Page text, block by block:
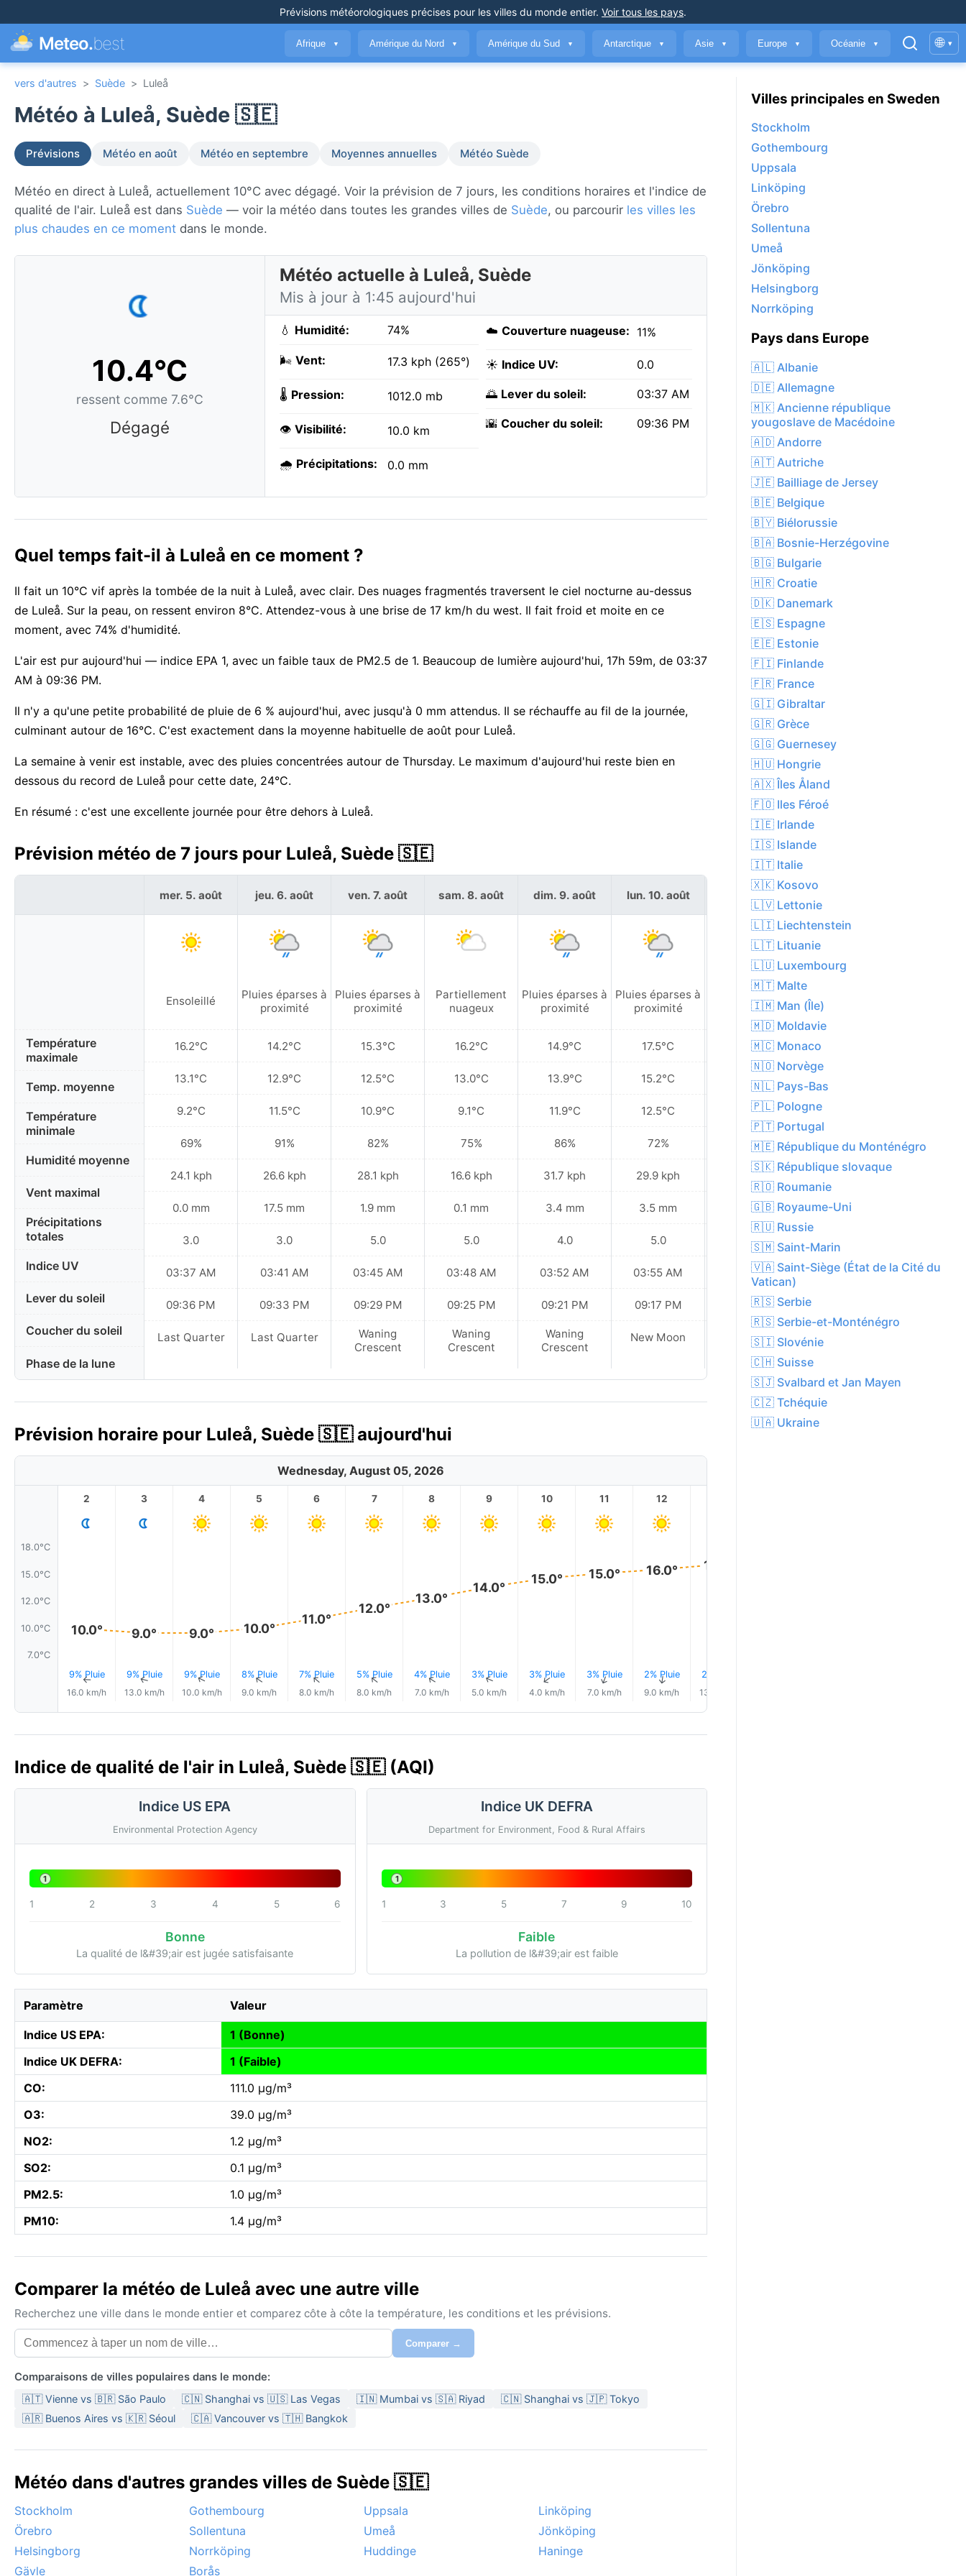
Prévisions météorologiques précises pour les villes du monde entier. Voir tous les pays.
Meteo.best Afrique ▼ Amérique du Nord ▼ Amérique du Sud ▼ Antarctique ▼ Asie ▼ Europe ▼ Océanie ▼ 🌐 ▾
vers d'autres > Suède > Luleå
Météo à Luleå, Suède 🇸🇪
Prévisions Météo en août Météo en septembre Moyennes annuelles Météo Suède
Météo en direct à Luleå, actuellement 10°C avec dégagé. Voir la prévision de 7 jours, les conditions horaires et l'indice de
qualité de l'air. Luleå est dans Suède — voir la météo dans toutes les grandes villes de Suède, ou parcourir les villes les
plus chaudes en ce moment dans le monde.
10.4°C
ressent comme 7.6°C
Dégagé
Météo actuelle à Luleå, Suède
Mis à jour à 1:45 aujourd'hui
💧 Humidité: 74%
🌬️ Vent: 17.3 kph (265°)
🌡️ Pression: 1012.0 mb
👁️ Visibilité: 10.0 km
🌧️ Précipitations: 0.0 mm
☁️ Couverture nuageuse: 11%
☀️ Indice UV: 0.0
🌅 Lever du soleil: 03:37 AM
🌇 Coucher du soleil: 09:36 PM
Quel temps fait-il à Luleå en ce moment ?
Il fait un 10°C vif après la tombée de la nuit à Luleå, avec clair. Des nuages fragmentés traversent le ciel nocturne au-dessus
de Luleå. Sur la peau, on ressent environ 8°C. Attendez-vous à une brise de 17 km/h du west. Il fait froid et moite en ce
moment, avec 74% d'humidité.
L'air est pur aujourd'hui — indice EPA 1, avec un faible taux de PM2.5 de 1. Beaucoup de lumière aujourd'hui, 17h 59m, de 03:37
AM à 09:36 PM.
Il n'y a qu'une petite probabilité de pluie de 6 % aujourd'hui, avec jusqu'à 0 mm attendus. Il se réchauffe au fil de la journée,
culminant autour de 16°C. C'est exactement dans la moyenne habituelle de août pour Luleå.
La semaine à venir est instable, avec des pluies concentrées autour de Thursday. Le maximum d'aujourd'hui reste bien en
dessous du record de Luleå pour cette date, 24°C.
En résumé : c'est une excellente journée pour être dehors à Luleå.
Prévision météo de 7 jours pour Luleå, Suède 🇸🇪
Température
maximale
Temp. moyenne
Température
minimale
Humidité moyenne
Vent maximal
Précipitations
totales
Indice UV
Lever du soleil
Coucher du soleil
Phase de la lune
mer. 5. août
Ensoleillé
16.2°C
13.1°C
9.2°C
69%
24.1 kph
0.0 mm
3.0
03:37 AM
09:36 PM
Last Quarter
jeu. 6. août
Pluies éparses à
proximité
14.2°C
12.9°C
11.5°C
91%
26.6 kph
17.5 mm
3.0
03:41 AM
09:33 PM
Last Quarter
ven. 7. août
Pluies éparses à
proximité
15.3°C
12.5°C
10.9°C
82%
28.1 kph
1.9 mm
5.0
03:45 AM
09:29 PM
Waning
Crescent
sam. 8. août
Partiellement
nuageux
16.2°C
13.0°C
9.1°C
75%
16.6 kph
0.1 mm
5.0
03:48 AM
09:25 PM
Waning
Crescent
dim. 9. août
Pluies éparses à
proximité
14.9°C
13.9°C
11.9°C
86%
31.7 kph
3.4 mm
4.0
03:52 AM
09:21 PM
Waning
Crescent
lun. 10. août
Pluies éparses à
proximité
17.5°C
15.2°C
12.5°C
72%
29.9 kph
3.5 mm
5.0
03:55 AM
09:17 PM
New Moon
mar. 11. août
Pluies éparses à
proximité
17.0°C
13.6°C
10.3°C
68%
22.0 kph
1.9 mm
5.0
03:59 AM
09:13 PM
New Moon
Prévision horaire pour Luleå, Suède 🇸🇪 aujourd'hui
Wednesday, August 05, 2026
18.0°C
15.0°C
12.0°C
10.0°C
7.0°C
2
10.0°
9% Pluie
↑
16.0 km/h
3
9.0°
9% Pluie
↑
13.0 km/h
4
9.0°
9% Pluie
↑
10.0 km/h
5
10.0°
8% Pluie
↑
9.0 km/h
6
11.0°
7% Pluie
↑
8.0 km/h
7
12.0°
5% Pluie
↑
8.0 km/h
8
13.0°
4% Pluie
↑
7.0 km/h
9
14.0°
3% Pluie
↑
5.0 km/h
10
15.0°
3% Pluie
↑
4.0 km/h
11
15.0°
3% Pluie
↑
7.0 km/h
12
16.0°
2% Pluie
↑
9.0 km/h
16.0°
2% Pluie
13.0 km/h
Indice de qualité de l'air in Luleå, Suède 🇸🇪 (AQI)
Indice US EPA
Environmental Protection Agency
1
1 2 3 4 5 6
Bonne
La qualité de l&#39;air est jugée satisfaisante
Indice UK DEFRA
Department for Environment, Food & Rural Affairs
1
1 3 5 7 9 10
Faible
La pollution de l&#39;air est faible
Paramètre Valeur
Indice US EPA:
1 (Bonne)
Indice UK DEFRA:
1 (Faible)
CO:
111.0 µg/m³
O3:
39.0 µg/m³
NO2:
1.2 µg/m³
SO2:
0.1 µg/m³
PM2.5:
1.0 µg/m³
PM10:
1.4 µg/m³
Comparer la météo de Luleå avec une autre ville
Recherchez une ville dans le monde entier et comparez côte à côte la température, les conditions et les prévisions.
Comparer →
Comparaisons de villes populaires dans le monde:
🇦🇹 Vienne vs 🇧🇷 São Paulo 🇨🇳 Shanghai vs 🇺🇸 Las Vegas 🇮🇳 Mumbai vs 🇸🇦 Riyad
🇨🇳 Shanghai vs 🇯🇵 Tokyo
🇦🇷 Buenos Aires vs 🇰🇷 Séoul
🇨🇦 Vancouver vs 🇹🇭 Bangkok
Météo dans d'autres grandes villes de Suède 🇸🇪
Stockholm Gothembourg Uppsala
Linköping
Örebro
Sollentuna Umeå
Jönköping
Helsingborg
Norrköping Huddinge
Haninge
Gävle
Borås
Villes principales en Sweden
Stockholm
Gothembourg
Uppsala
Linköping
Örebro
Sollentuna
Umeå
Jönköping
Helsingborg
Norrköping
Pays dans Europe
🇦🇱 Albanie
🇩🇪 Allemagne
🇲🇰 Ancienne république
yougoslave de Macédoine
🇦🇩 Andorre
🇦🇹 Autriche
🇯🇪 Bailliage de Jersey
🇧🇪 Belgique
🇧🇾 Biélorussie
🇧🇦 Bosnie-Herzégovine
🇧🇬 Bulgarie
🇭🇷 Croatie
🇩🇰 Danemark
🇪🇸 Espagne
🇪🇪 Estonie
🇫🇮 Finlande
🇫🇷 France
🇬🇮 Gibraltar
🇬🇷 Grèce
🇬🇬 Guernesey
🇭🇺 Hongrie
🇦🇽 Îles Åland
🇫🇴 Iles Féroé
🇮🇪 Irlande
🇮🇸 Islande
🇮🇹 Italie
🇽🇰 Kosovo
🇱🇻 Lettonie
🇱🇮 Liechtenstein
🇱🇹 Lituanie
🇱🇺 Luxembourg
🇲🇹 Malte
🇮🇲 Man (Île)
🇲🇩 Moldavie
🇲🇨 Monaco
🇳🇴 Norvège
🇳🇱 Pays-Bas
🇵🇱 Pologne
🇵🇹 Portugal
🇲🇪 République du Monténégro
🇸🇰 République slovaque
🇷🇴 Roumanie
🇬🇧 Royaume-Uni
🇷🇺 Russie
🇸🇲 Saint-Marin
🇻🇦 Saint-Siège (État de la Cité du
Vatican)
🇷🇸 Serbie
🇷🇸 Serbie-et-Monténégro
🇸🇮 Slovénie
🇨🇭 Suisse
🇸🇯 Svalbard et Jan Mayen
🇨🇿 Tchéquie
🇺🇦 Ukraine